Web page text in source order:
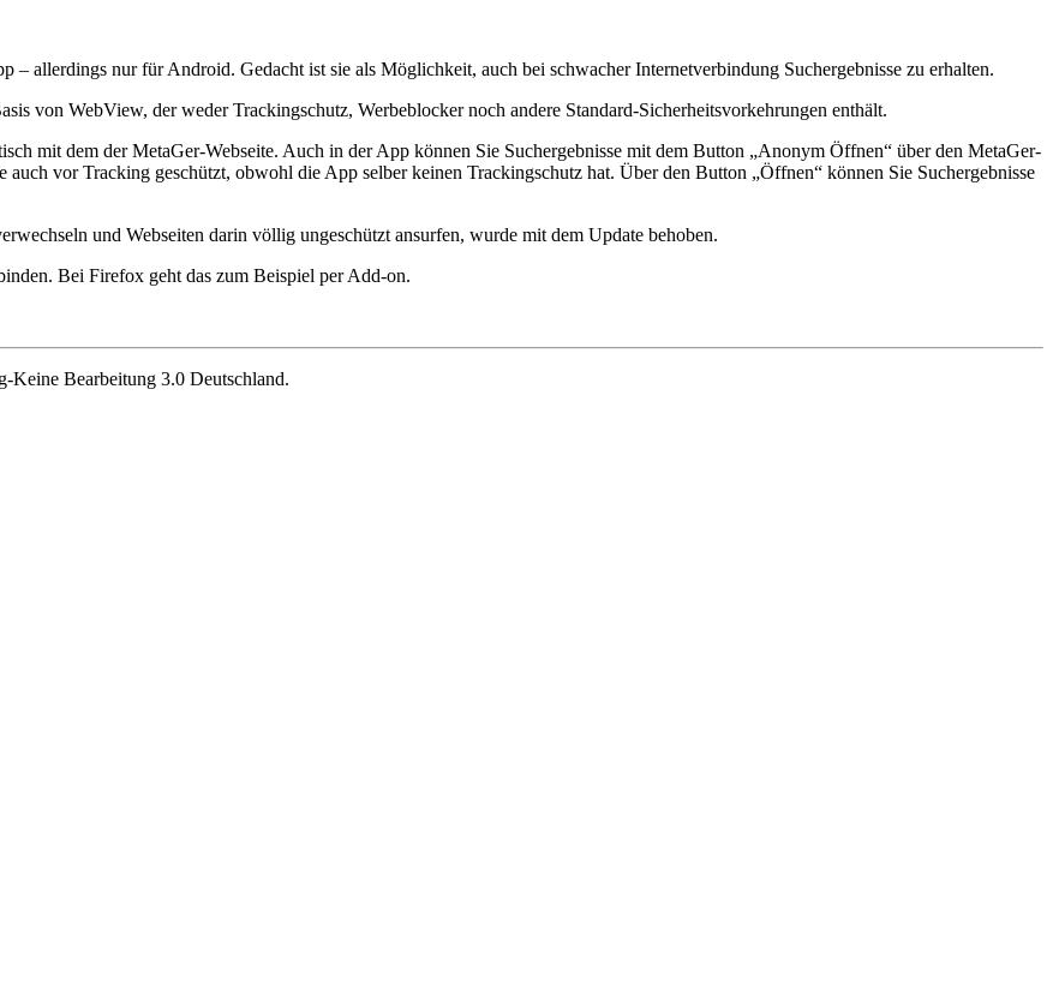
– allerdings nur für Android. Gedacht ist sie als Möglichkeit, auch bei schwacher Internetverbindung Suchergebnisse zu erhalten.
von WebView, der weder Trackingschutz, Werbeblocker noch andere Standard-Sicherheitsvorkehrungen enthält.
mit dem der MetaGer-Webseite. Auch in der App können Sie Suchergebnisse mit dem Button „Anonym Öffnen“ über den MetaGer-
vor Tracking geschützt, obwohl die App selber keinen Trackingschutz hat. Über den Button „Öffnen“ können Sie Suchergebnisse
und Webseiten darin völlig ungeschützt ansurfen, wurde mit dem Update behoben.
Bei Firefox geht das zum Beispiel per Add-on.
Keine Bearbeitung 3.0 Deutschland.